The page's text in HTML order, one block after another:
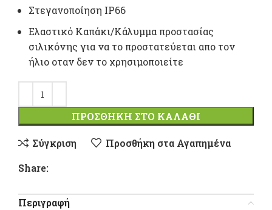
Στεγανοποίηση IP66
Ελαστικό Καπάκι/Κάλυμμα προστασίας
σιλικόνης για να το προστατεύεται απο τον
ήλιο οταν δεν το χρησιμοποιείτε
ΠΡΟΣΘΉΚΗ ΣΤΟ ΚΑΛΆΘΙ
Σύγκριση
Προσθήκη στα Αγαπημένα
Share:
Περιγραφή